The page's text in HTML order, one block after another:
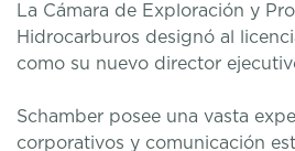
La Cámara de Exploración y
Hidrocarburos designó al
como su nuevo director
Schamber posee una vasta
corporativos y comunicación